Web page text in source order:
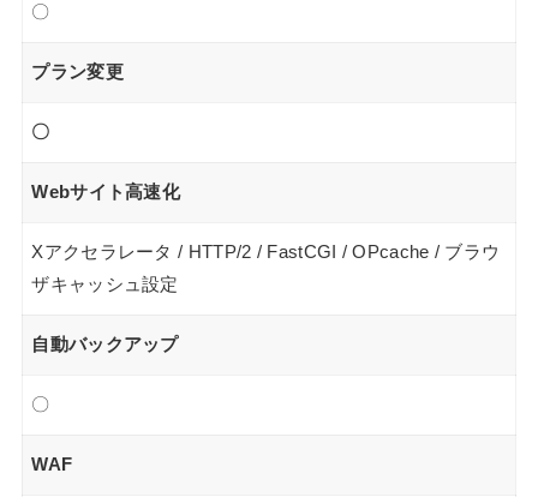
〇
プラン変更
〇
Webサイト高速化
Xアクセラレータ / HTTP/2 / FastCGI / OPcache / ブラウ
ザキャッシュ設定
自動バックアップ
〇
WAF